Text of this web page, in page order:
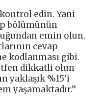
edin. Yani
bölümünün
emin olun.
cevap
kodlanması gibi.
dikkatli olun
yaklaşık %15’i
yaşamaktadır.’’